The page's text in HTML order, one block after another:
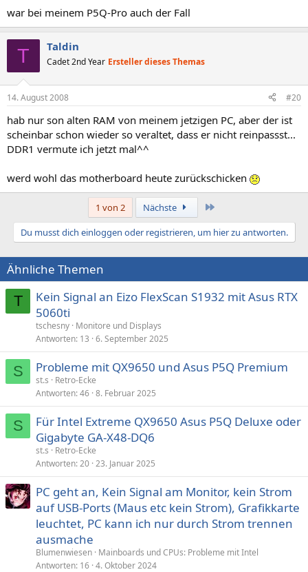
war bei meinem P5Q-Pro auch der Fall
T Taldin
Cadet 2nd Year Ersteller dieses Themas
14. August 2008 #20
hab nur son alten RAM von meinem jetzigen PC, aber der ist
scheinbar schon wieder so veraltet, dass er nicht reinpassst...
DDR1 vermute ich jetzt mal^^
werd wohl das motherboard heute zurückschicken
1 von 2 Nächste
Du musst dich einloggen oder registrieren, um hier zu antworten.
Ähnliche Themen
T
Kein Signal an Eizo FlexScan S1932 mit Asus RTX
5060ti
tschesny Monitore und Displays
Antworten 13 6. September 2025
S Probleme mit QX9650 und Asus P5Q Premium
st.s
Retro-Ecke
Antworten 46 8. Februar 2025
S
Für Intel Extreme QX9650 Asus P5Q Deluxe oder
Gigabyte GA-X48-DQ6
st.s
Retro-Ecke
Antworten 20 23. Januar 2025
PC geht an, Kein Signal am Monitor, kein Strom
auf USB-Ports (Maus etc kein Strom), Grafikkarte
leuchtet, PC kann ich nur durch Strom trennen
ausmache
Blumenwiesen Mainboards und CPUs: Probleme mit Intel
Antworten 16 4. Oktober 2024